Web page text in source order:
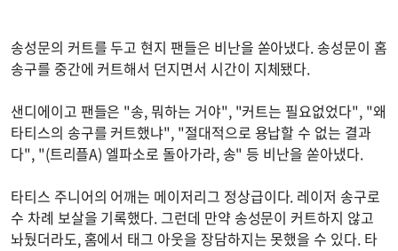
송성문의 커트를 두고 현지 팬들은 비난을 쏟아냈다. 송성문이 홈
송구를 중간에 커트해서 던지면서 시간이 지체됐다.
샌디에이고 팬들은 "송, 뭐하는 거야", "커트는 필요없었다", "왜
타티스의 송구를 커트했냐", "절대적으로 용납할 수 없는 결과
다", "(트리플A) 엘파소로 돌아가라, 송" 등 비난을 쏟아냈다.
타티스 주니어의 어깨는 메이저리그 정상급이다. 레이저 송구로
수 차례 보살을 기록했다. 그런데 만약 송성문이 커트하지 않고
놔뒀더라도, 홈에서 태그 아웃을 장담하지는 못했을 수 있다. 타